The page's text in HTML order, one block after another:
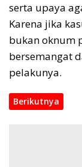
serta upaya
Karena jika
bukan oknum
bersemangat
pelakunya.
Berikutnya